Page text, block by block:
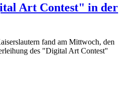
Art Contest" in der
fand am Mittwoch, den
des "Digital Art Contest"